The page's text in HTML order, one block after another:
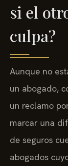
si el
culpa?
Aunque no
un abogado,
un reclamo
marcar una
de seguros
abogados